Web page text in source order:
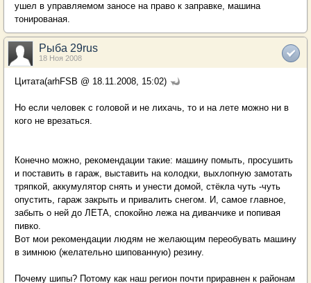
ушел в управляемом заносе на право к заправке, машина
тонированая.
Рыба 29rus
18 Ноя 2008
Цитата(arhFSB @ 18.11.2008, 15:02)
Но если человек с головой и не лихачь, то и на лете можно ни в
кого не врезаться.
Конечно можно, рекомендации такие: машину помыть, просушить
и поставить в гараж, выставить на колодки, выхлопную замотать
тряпкой, аккумулятор снять и унести домой, стёкла чуть -чуть
опустить, гараж закрыть и привалить снегом. И, самое главное,
забыть о ней до ЛЕТА, спокойно лежа на диванчике и попивая
пивко.
Вот мои рекомендации людям не желающим переобувать машину
в зимнюю (желательно шипованную) резину.
Почему шипы? Потому как наш регион почти приравнен к районам